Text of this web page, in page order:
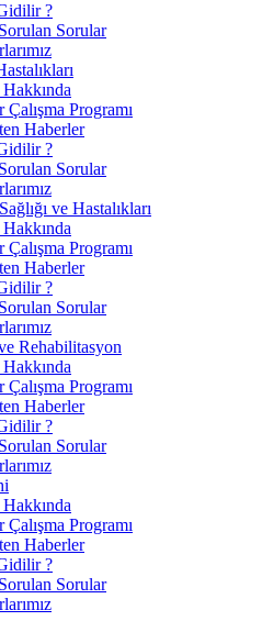
?
Sorular
Programı
Haberler
?
Sorular
ve Hastalıkları
Programı
Haberler
?
Sorular
Rehabilitasyon
Programı
Haberler
?
Sorular
Programı
Haberler
?
Sorular